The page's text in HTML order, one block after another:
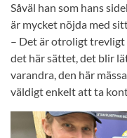
Såväl han som hans
är mycket nöjda med
– Det är otroligt trevligt
det här sättet, det blir
varandra, den här
väldigt enkelt att ta